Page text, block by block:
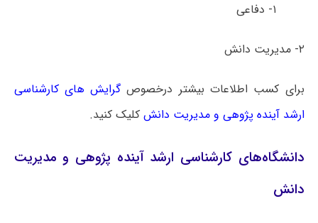
۱- دفاعی
۲- مدیریت دانش
برای کسب اطلاعات بیشتر درخصوصگرایش های کارشناسی
ارشد آینده پژوهی و مدیریت دانش کلیک کنید.
دانشگاه‌های کارشناسی ارشد آینده پژوهی و مدیریت
دانش